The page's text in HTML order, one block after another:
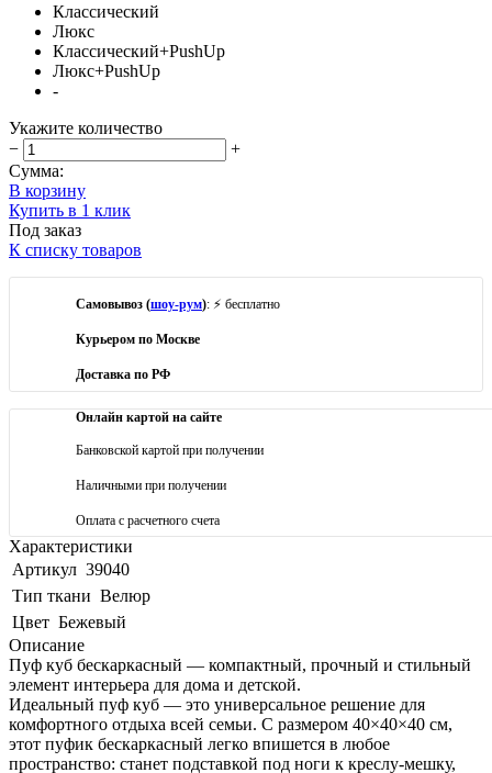
Классический
Люкс
Классический+PushUp
Люкс+PushUp
-
Укажите количество
−
+
Сумма:
В корзину
Купить в 1 клик
Под заказ
К списку товаров
Самовывоз (шоу-рум): ⚡ бесплатно
Курьером по Москве
Доставка по РФ
Онлайн картой на сайте
Банковской картой при получении
Наличными при получении
Оплата с расчетного счета
Характеристики
Артикул 39040
Тип ткани Велюр
Цвет Бежевый
Описание
Пуф куб бескаркасный — компактный, прочный и стильный
элемент интерьера для дома и детской.
Идеальный пуф куб — это универсальное решение для
комфортного отдыха всей семьи. С размером 40×40×40 см,
этот пуфик бескаркасный легко впишется в любое
пространство: станет подставкой под ноги к креслу-мешку,